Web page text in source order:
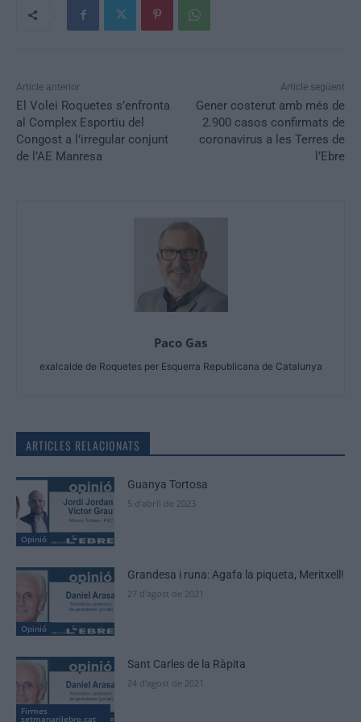
Article anterior
El Volei Roquetes s’enfronta
al Complex Esportiu del
Congost a l’irregular conjunt
de l’AE Manresa
Article següent
Gener costerut amb més de
2.900 casos confirmats de
coronavirus a les Terres de
l’Ebre
Paco Gas
exalcalde de Roquetes per Esquerra Republicana de Catalunya
ARTICLES RELACIONATS
Opinió
Guanya Tortosa
5 d'abril de 2023
Opinió
Grandesa i runa: Agafa la piqueta, Meritxell!
27 d'agost de 2021
Firmes
setmanarilebre.cat
Sant Carles de la Ràpita
24 d'agost de 2021